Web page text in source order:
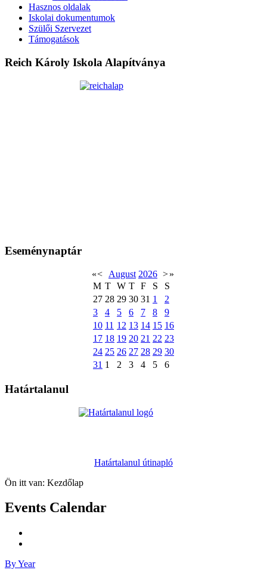
Hasznos oldalak
Iskolai dokumentumok
Szülői Szervezet
Támogatások
Reich Károly Iskola Alapítványa
Eseménynaptár
«< August 2026 >»
M T W T F S
S
27 28 29 30 31 1
2
3
4 5 6 7 8
9
10 11 12 13 14 15 16
17 18 19 20 21 22 23
24 25 26 27 28 29 30
31 1 2 3 4 5 6
Határtalanul
Határtalanul útinapló
Ön itt van: Kezdőlap
Events Calendar
By Year